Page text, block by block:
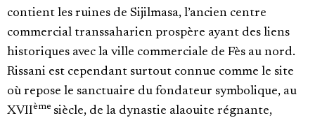
contient les ruines de Sijilmasa, l’ancien centre
commercial transsaharien prospère ayant des liens
historiques avec la ville commerciale de Fès au nord.
Rissani est cependant surtout connue comme le site
où repose le sanctuaire du fondateur symbolique, au
XVIIème siècle, de la dynastie alaouite régnante,